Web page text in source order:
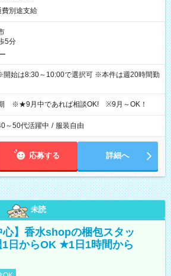
別途支給
5分
始は8:30～10:00で選択可 ※本件は週20時間勤
※★9月中であれば相談OK! ※9月～OK！
～50代活躍中 / 服装自由
応募する 詳細へ
未読
心】香水shopの梱包スタッ
日からOK ★1日1時間から